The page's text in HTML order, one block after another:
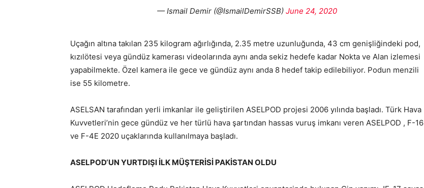
— Ismail Demir (@IsmailDemirSSB) June 24, 2020
Uçağın altına takılan 235 kilogram ağırlığında, 2.35 metre uzunluğunda, 43 cm genişliğindeki pod,
kızılötesi veya gündüz kamerası videolarında aynı anda sekiz hedefe kadar Nokta ve Alan izlemesi
yapabilmekte. Özel kamera ile gece ve gündüz aynı anda 8 hedef takip edilebiliyor. Podun menzili
ise 55 kilometre.
ASELSAN tarafından yerli imkanlar ile geliştirilen ASELPOD projesi 2006 yılında başladı. Türk Hava
Kuvvetleri’nin gece gündüz ve her türlü hava şartından hassas vuruş imkanı veren ASELPOD , F-16
ve F-4E 2020 uçaklarında kullanılmaya başladı.
ASELPOD‘UN YURTDIŞI İLK MÜŞTERİSİ PAKİSTAN OLDU